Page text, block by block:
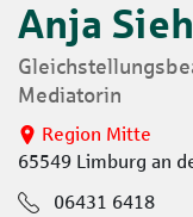
Anja
Mediatorin
Region Mitte
65549 Limburg an
06431 6418